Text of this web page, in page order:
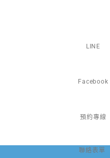
預約專線
聯絡表單
Facebook
LINE